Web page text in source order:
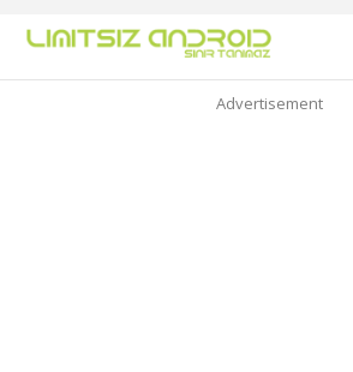
Advertisement